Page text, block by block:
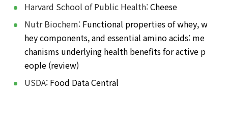
Harvard School of Public Health:Cheese
Nutr Biochem: Functional properties of whey, w
hey components, and essential amino acids: me
chanisms underlying health benefits for active p
eople (review)
USDA: Food Data Central